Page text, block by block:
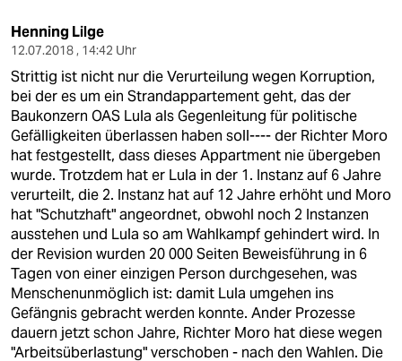
Henning Lilge
12.07.2018 , 14:42 Uhr
Strittig ist nicht nur die Verurteilung wegen Korruption,
bei der es um ein Strandappartement geht, das der
Baukonzern OAS Lula als Gegenleitung für politische
Gefälligkeiten überlassen haben soll---- der Richter Moro
hat festgestellt, dass dieses Appartment nie übergeben
wurde. Trotzdem hat er Lula in der 1. Instanz auf 6 Jahre
verurteilt, die 2. Instanz hat auf 12 Jahre erhöht und Moro
hat "Schutzhaft" angeordnet, obwohl noch 2 Instanzen
ausstehen und Lula so am Wahlkampf gehindert wird. In
der Revision wurden 20 000 Seiten Beweisführung in 6
Tagen von einer einzigen Person durchgesehen, was
Menschenunmöglich ist: damit Lula umgehen ins
Gefängnis gebracht werden konnte. Ander Prozesse
dauern jetzt schon Jahre, Richter Moro hat diese wegen
"Arbeitsüberlastung" verschoben - nach den Wahlen. Die